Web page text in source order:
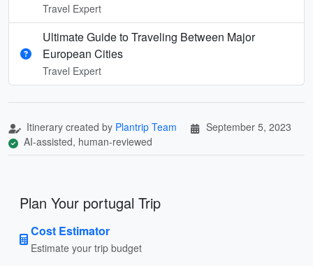
Travel Expert
Ultimate Guide to Traveling Between Major
European Cities
Travel Expert
Itinerary created by Plantrip Team
September 5, 2023
AI-assisted, human-reviewed
Plan Your portugal Trip
Cost Estimator
Estimate your trip budget